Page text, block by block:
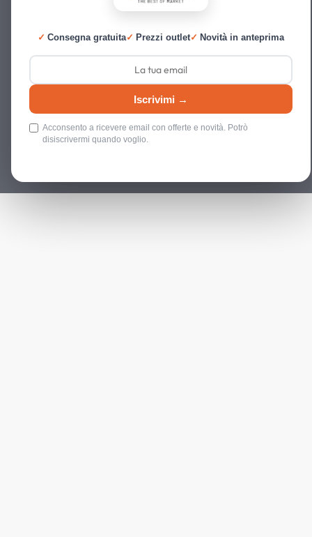
✓ Consegna gratuita✓ Prezzi outlet✓ Novità in anteprima
Iscrivimi →
Acconsento a ricevere email con offerte e novità. Potrò
disiscrivermi quando voglio.